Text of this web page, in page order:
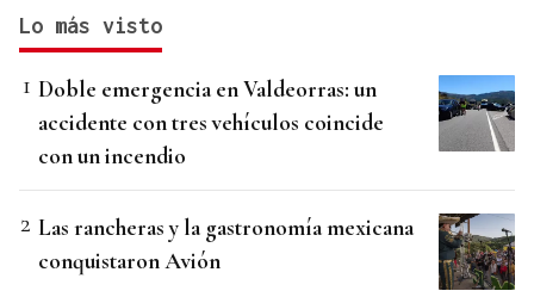
Lo más visto
Doble emergencia en Valdeorras: un
accidente con tres vehículos coincide
con un incendio
Las rancheras y la gastronomía mexicana
conquistaron Avión